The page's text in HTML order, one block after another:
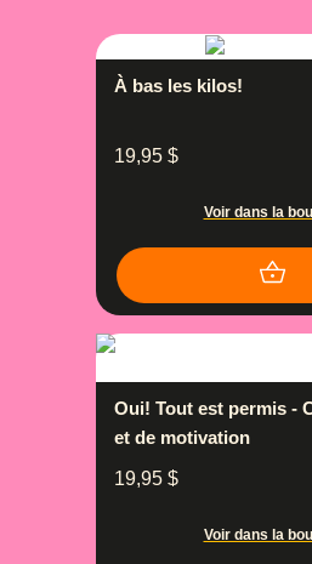
À bas les kilos!
19,95 $
Voir dans la
Oui! Tout est permis -
et de motivation
19,95 $
Voir dans la